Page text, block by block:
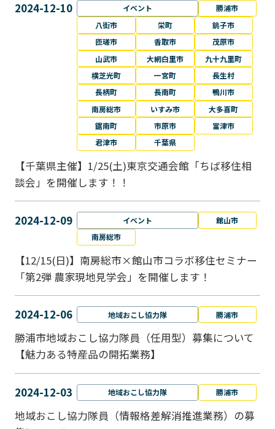
2024-12-10 イベント
勝浦市
八街市
栄町
銚子市
匝瑳市
香取市
茂原市
山武市
大網白里市
九十九里町
横芝光町
一宮町
長生村
長柄町
長南町
鴨川市
南房総市
いすみ市
大多喜町
鋸南町
市原市
富津市
君津市
千葉県
【千葉県主催】1/25(土)東京交通会館「ちば移住相
談会」を開催します！！
2024-12-09 イベント
館山市
南房総市
【12/15(日)】南房総市×館山市コラボ移住セミナー
「第2弾 農家現地見学会」を開催します！
2024-12-06 地域おこし協力隊 勝浦市
勝浦市地域おこし協力隊員（任用型）募集について
【魅力ある特産品の開拓業務】
2024-12-03 地域おこし協力隊 勝浦市
地域おこし協力隊員（情報格差解消推進業務）の募